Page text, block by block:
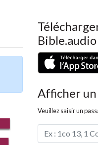
Bible.audio
Afficher un
Veuillez saisir un